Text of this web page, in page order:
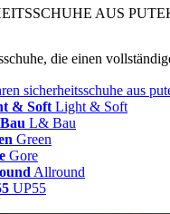
AUS
die einen
sicherheitsschuhe aus
& Soft Light & Soft
L& Bau
Green
Gore
Allround
UP55